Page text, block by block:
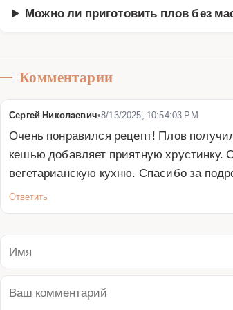
Можно ли приготовить плов без
Комментарии
Сергей Николаевич•8/13/2025, 10:54:03 PM
Очень понравился рецепт! Плов
кешью добавляет приятную
вегетарианскую кухню. Спасибо за
Ответить